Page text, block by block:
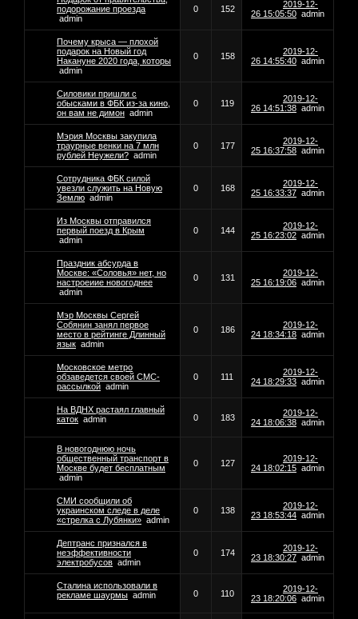
подорожание проезда
admin
0 152
2019-12-
26 15:05:50 admin
Почему крыса — плохой
подарок на Новый год
Накануне 2020 года, которы
admin
0 158
2019-12-
26 14:55:40 admin
Силовики пришли с
обысками в ФБК из-за кино,
он вам не димон admin
0 119
2019-12-
26 14:51:38 admin
Мэрия Москвы закупила
траурные венки на 7 млн
рублей Неужели? admin
0 177
2019-12-
25 16:37:58 admin
Сотрудника ФБК силой
увезли служить на Новую
Землю admin
0 168
2019-12-
25 16:33:37 admin
Из Москвы отправился
первый поезд в Крым
admin
0 144
2019-12-
25 16:23:02 admin
Праздник абсурда в
Москве: «Соловья» нет, но
настроеиие новогоднее
admin
0 131
2019-12-
25 16:19:06 admin
Мэр Москвы Сергей
Собянин занял первое
место в рейтинге Длинный
язык admin
0 186
2019-12-
24 18:34:18 admin
Московское метро
обзаведется своей СМС-
рассылкой admin
0 111
2019-12-
24 18:29:33 admin
На ВДНХ растаял главный
каток admin 0 183
2019-12-
24 18:06:38 admin
В новогоднюю ночь
общественный транспорт в
Москве будет бесплатным
admin
0 127
2019-12-
24 18:02:15 admin
СМИ сообщили об
украинском следе в деле
«стрелка с Лубянки» admin
0 138
2019-12-
23 18:53:44 admin
Дептранс признался в
неэффективности
электробусов admin
0 174
2019-12-
23 18:30:27 admin
Сталина использовали в
рекламе шаурмы admin 0 110
2019-12-
23 18:20:06 admin